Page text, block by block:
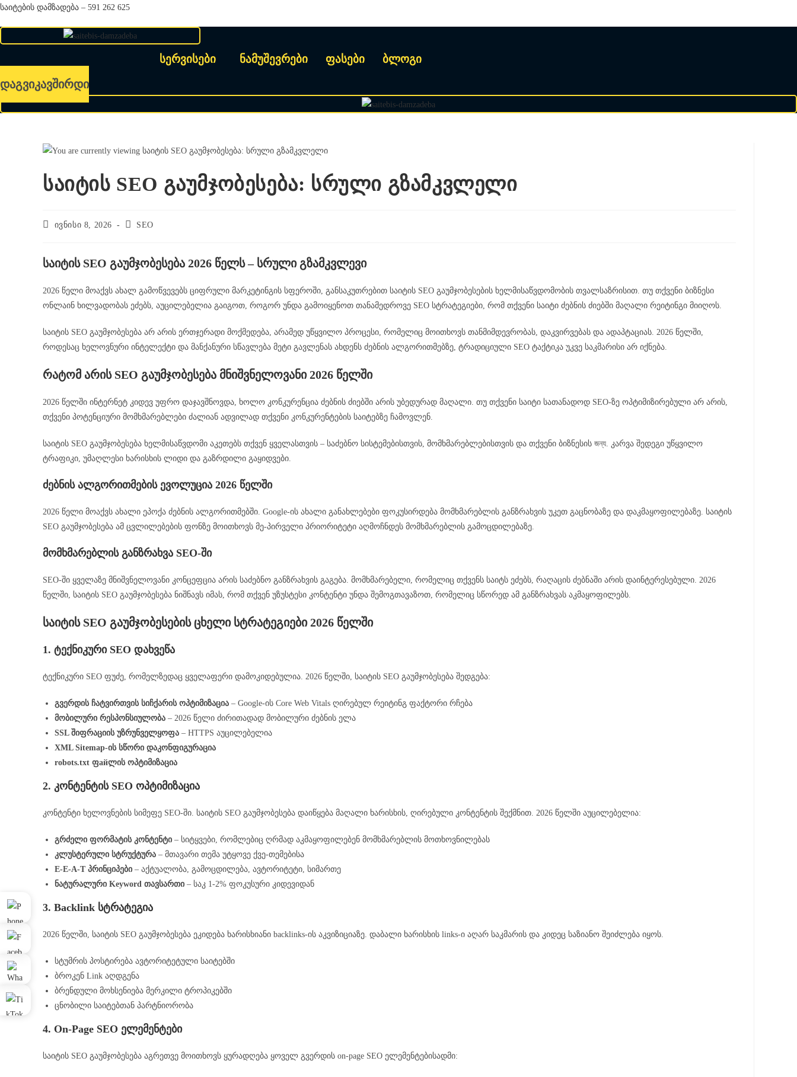
Skip
საიტების დამზადება – 591 262 625
სერვისები ნამუშევრები ფასები ბლოგი
დაგვიკავშირდი
საიტის SEO გაუმჯობესება: სრული გზამკვლელი
Postივნისი 8, 2026
PostSEO
საიტის SEO გაუმჯობესება 2026 წელს – სრული გზამკვლევი
2026 წელი მოაქვს ახალ გამოწვევებს ციფრული მარკეტინგის სფეროში, განსაკუთრებით საიტის SEO გაუმჯობესების ხელმისაწვდომობის თვალსაზრისით. თუ თქვენი ბიზნესი
ონლაინ ხილვადობას ეძებს, აუცილებელია გაიგოთ, როგორ უნდა გამოიყენოთ თანამედროვე SEO სტრატეგიები, რომ თქვენი საიტი ძებნის ძიებში მაღალი რეიტინგი მიიღოს.
საიტის SEO გაუმჯობესება არ არის ერთჯერადი მოქმედება, არამედ უწყვილო პროცესი, რომელიც მოითხოვს თანმიმდევრობას, დაკვირვებას და ადაპტაციას. 2026 წელში,
როდესაც ხელოვნური ინტელექტი და მანქანური სწავლება მეტი გავლენას ახდენს ძებნის ალგორითმებზე, ტრადიციული SEO ტაქტიკა უკვე საკმარისი არ იქნება.
რატომ არის SEO გაუმჯობესება მნიშვნელოვანი 2026 წელში
2026 წელში ინტერნეტ კიდევ უფრო დაჯავშნოვდა, ხოლო კონკურენცია ძებნის ძიებში არის უბედურად მაღალი. თუ თქვენი საიტი სათანადოდ SEO-ზე ოპტიმიზირებული არ არის,
თქვენი პოტენციური მომხმარებლები ძალიან ადვილად თქვენი კონკურენტების საიტებზე ჩამოვლენ.
საიტის SEO გაუმჯობესება ხელმისაწვდომი აკეთებს თქვენ ყველასთვის – საძებნო სისტემებისთვის, მომხმარებლებისთვის და თქვენი ბიზნესის জন্য. კარვა შედეგი უწყვილო
ტრაფიკი, უმაღლესი ხარისხის ლიდი და გაზრდილი გაყიდვები.
ძებნის ალგორითმების ევოლუცია 2026 წელში
2026 წელი მოაქვს ახალი ეპოქა ძებნის ალგორითმებში. Google-ის ახალი განახლებები ფოკუსირდება მომხმარებლის განზრახვის უკეთ გაცნობაზე და დაკმაყოფილებაზე. საიტის
SEO გაუმჯობესება ამ ცვლილებების ფონზე მოითხოვს მე-პირველი პრიორიტეტი აღმოჩნდეს მომხმარებლის გამოცდილებაზე.
მომხმარებლის განზრახვა SEO-ში
SEO-ში ყველაზე მნიშვნელოვანი კონცეფცია არის საძებნო განზრახვის გაგება. მომხმარებელი, რომელიც თქვენს საიტს ეძებს, რაღაცის ძებნაში არის დაინტერესებული. 2026
წელში, საიტის SEO გაუმჯობესება ნიშნავს იმას, რომ თქვენ უზუსტესი კონტენტი უნდა შემოგთავაზოთ, რომელიც სწორედ ამ განზრახვას აკმაყოფილებს.
საიტის SEO გაუმჯობესების ცხელი სტრატეგიები 2026 წელში
1. ტექნიკური SEO დახვეწა
ტექნიკური SEO ფუძე, რომელზედაც ყველაფერი დამოკიდებულია. 2026 წელში, საიტის SEO გაუმჯობესება შედგება:
გვერდის ჩატვირთვის სიჩქარის ოპტიმიზაცია – Google-ის Core Web Vitals ღირებულ რეიტინგ ფაქტორი რჩება
მობილური რესპონსიულობა – 2026 წელი ძირითადად მობილური ძებნის ელა
SSL შიფრაციის უზრუნველყოფა – HTTPS აუცილებელია
XML Sitemap-ის სწორი დაკონფიგურაცია
robots.txt ფайლის ოპტიმიზაცია
2. კონტენტის SEO ოპტიმიზაცია
კონტენტი ხელოვნების სიმეფე SEO-ში. საიტის SEO გაუმჯობესება დაიწყება მაღალი ხარისხის, ღირებული კონტენტის შექმნით. 2026 წელში აუცილებელია:
გრძელი ფორმატის კონტენტი – სიტყვები, რომლებიც ღრმად აკმაყოფილებენ მომხმარებლის მოთხოვნილებას
კლუსტერული სტრუქტურა – მთავარი თემა უტყოვე ქვე-თემებისა
E-E-A-T პრინციპები – აქტუალობა, გამოცდილება, ავტორიტეტი, სიმართე
ნატურალური Keyword თავსართი – საკ 1-2% ფოკუსური კიდევიდან
3. Backlink სტრატეგია
2026 წელში, საიტის SEO გაუმჯობესება ეკიდება ხარისხიანი backlinks-ის აკვიზიციაზე. დაბალი ხარისხის links-ი აღარ საკმარის და კიდეც საზიანო შეიძლება იყოს.
სტუმრის პოსტირება ავტორიტეტული საიტებში
ბროკენ Link აღდგენა
ბრენდული მოხსენიება მერკილი ტროპიკებში
ცნობილი საიტებთან პარტნიორობა
4. On-Page SEO ელემენტები
საიტის SEO გაუმჯობესება აგრეთვე მოითხოვს ყურადღება ყოველ გვერდის on-page SEO ელემენტებისადმი: